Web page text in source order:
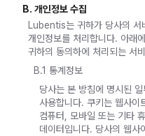
B. 개인정보 수집
Lubentis는 귀하가 당사의 서
개인정보를 처리합니다. 아래
귀하의 동의하에 처리되는 서
B.1 통계정보
당사는 본 방침에 명시된
사용합니다. 쿠키는 웹사이
컴퓨터, 모바일 또는 기타
데이터입니다. 당사의 웹사